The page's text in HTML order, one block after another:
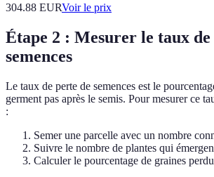
304.88 EURVoir le prix
Étape 2 : Mesurer le taux de
semences
Le taux de perte de semences est le
germent pas après le semis. Pour mesurer ce
:
Semer une parcelle avec un nombre
Suivre le nombre de plantes qui
Calculer le pourcentage de graines